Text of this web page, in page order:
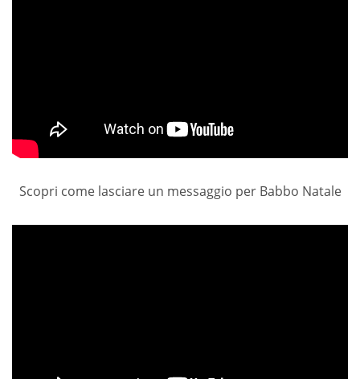
Scopri come lasciare un messaggio per Babbo Natale